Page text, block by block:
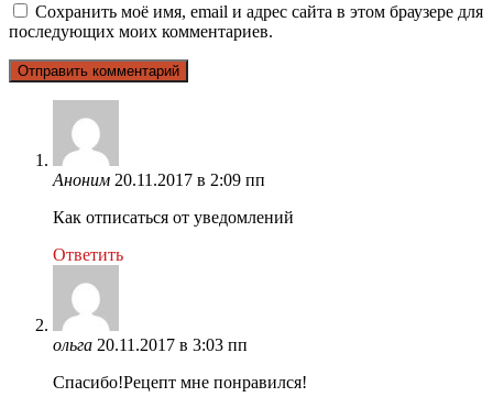
Сохранить моё имя, email и адрес сайта в этом браузере для
последующих моих комментариев.
Аноним 20.11.2017 в 2:09 пп
Как отписаться от уведомлений
Ответить
ольга 20.11.2017 в 3:03 пп
Спасибо!Рецепт мне понравился!